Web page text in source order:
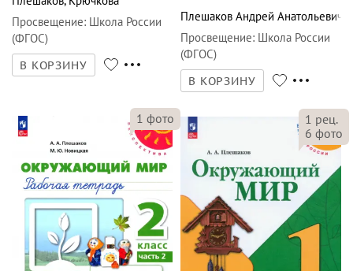
Просвещение: Школа России
(ФГОС)
В КОРЗИНУ
Плешаков Андрей Анатольевич
Просвещение: Школа России
(ФГОС)
В КОРЗИНУ
1 фото 1 рец.
6 фото